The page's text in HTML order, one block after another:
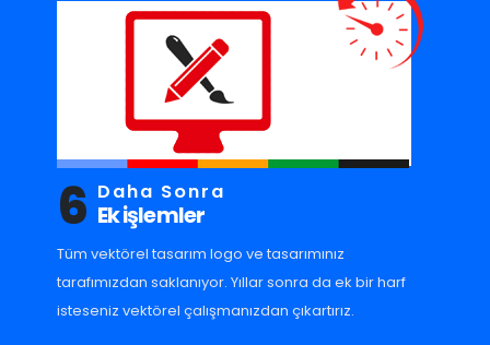
6 Daha Sonra
Ek işlemler
Tüm vektörel tasarım logo ve tasarımınız
tarafımızdan saklanıyor. Yıllar sonra da ek bir harf
isteseniz vektörel çalışmanızdan çıkartırız.